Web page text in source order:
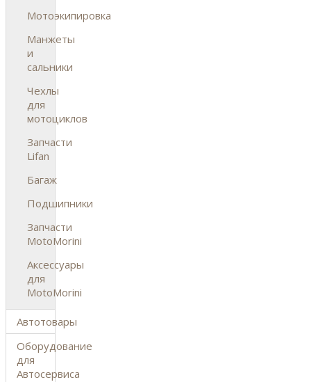
Мотоэкипировка
Манжеты
и
сальники
Чехлы
для
мотоциклов
Запчасти
Lifan
Багаж
Подшипники
Запчасти
MotoMorini
Аксессуары
для
MotoMorini
Автотовары
Оборудование
для
Автосервиса